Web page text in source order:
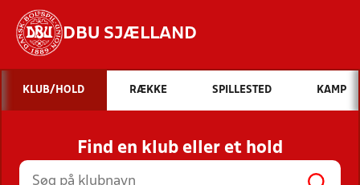
DBU SJÆLLAND
Hvad vil du søge efter?
INDHOLD OG NYHEDER
STILLINGER, RESULTATER, KLUBBER OG
HOLD
KLUB/HOLD RÆKKE SPILLESTED KAMP
Find en klub eller et hold